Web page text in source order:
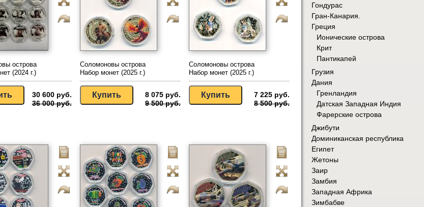
острова
(2024 г.)
30 600 руб.
36 000 руб.
Соломоновы острова
Набор монет (2025 г.)
8 075 руб.
9 500 руб.
Соломоновы острова
Набор монет (2025 г.)
7 225 руб.
8 500 руб.
Гондурас
Гран-Канария.
Греция
Ионические острова
Крит
Пантикапей
Грузия
Дания
Гренландия
Датская Западная Индия
Фарерские острова
Джибути
Доминиканская республика
Египет
Жетоны
Заир
Замбия
Западная Африка
Зимбабве